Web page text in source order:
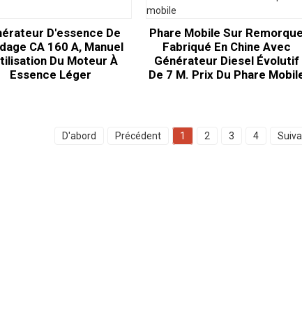
D'essence De
CA 160 A, Manuel
Du Moteur À
Essence Léger
Phare Mobile Sur Remorque
Fabriqué En Chine Avec
Générateur Diesel Évolutif
De 7 M. Prix Du Phare
D'abord Précédent 1 2 3 4